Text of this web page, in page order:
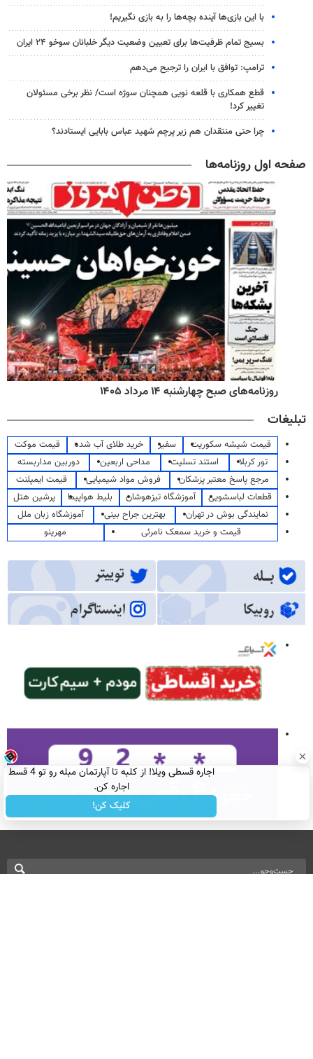
با این بازی‌ها آینده بچه‌ها را به بازی نگیریم!
بسیج تمام ظرفیت‌ها برای تعیین وضعیت دیگر خلبانان سوخو ۲۴ ایران
ترامپ: توافق با ایران را ترجیح می‌دهم
قطع همکاری با قلعه نویی همچنان سوژه است/ نظر برخی مسئولان
تغییر کرد!
چرا حتی منتقدان هم زیر پرچم شهید عباس بابایی ایستادند؟
صفحه اول روزنامه‌ها
روزنامه‌های صبح چهارشنبه ۱۴ مرداد ۱۴۰۵
تبلیغات
قیمت شیشه سکوریت سفیر خرید طلای آب شده
قیمت موکت
تور کربلا
استند تسلیت مداحی اربعین
دوربین مداربسته
مرجع پاسخ معتبر پزشکان
فروش مواد شیمیایی
قیمت ایمپلنت
قطعات لباسشویی
آموزشگاه تیزهوشان بلیط هواپیما
پرشین هتل
نمایندگی بوش در تهران
بهترین جراح بینی
آموزشگاه زبان ملل
قیمت و خرید سمعک نامرئی
مهرینو
اجاره‌ قسطی ویلا! از کلبه تا آپارتمان مبله رو تو 4 قسط
اجاره کن.
کلیک کن!